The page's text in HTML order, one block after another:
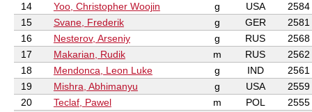
14
Yoo, Christopher Woojin g USA
2584
15
Svane, Frederik g GER
2581
16
Nesterov, Arseniy g RUS
2568
17
Makarian, Rudik m RUS
2562
18
Mendonca, Leon Luke g IND
2561
19
Mishra, Abhimanyu g USA
2559
20
Teclaf, Pawel m POL
2555